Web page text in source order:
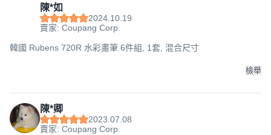
陳*如
2024.10.19
賣家: Coupang Corp.
韓國 Rubens 720R 水彩畫筆 6件組, 1套, 混合尺寸
檢舉
陳*卿
2023.07.08
賣家: Coupang Corp.